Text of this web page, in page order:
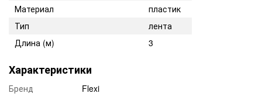
Материал
пластик
Тип
лента
Длина (м)
3
Характеристики
Бренд Flexi